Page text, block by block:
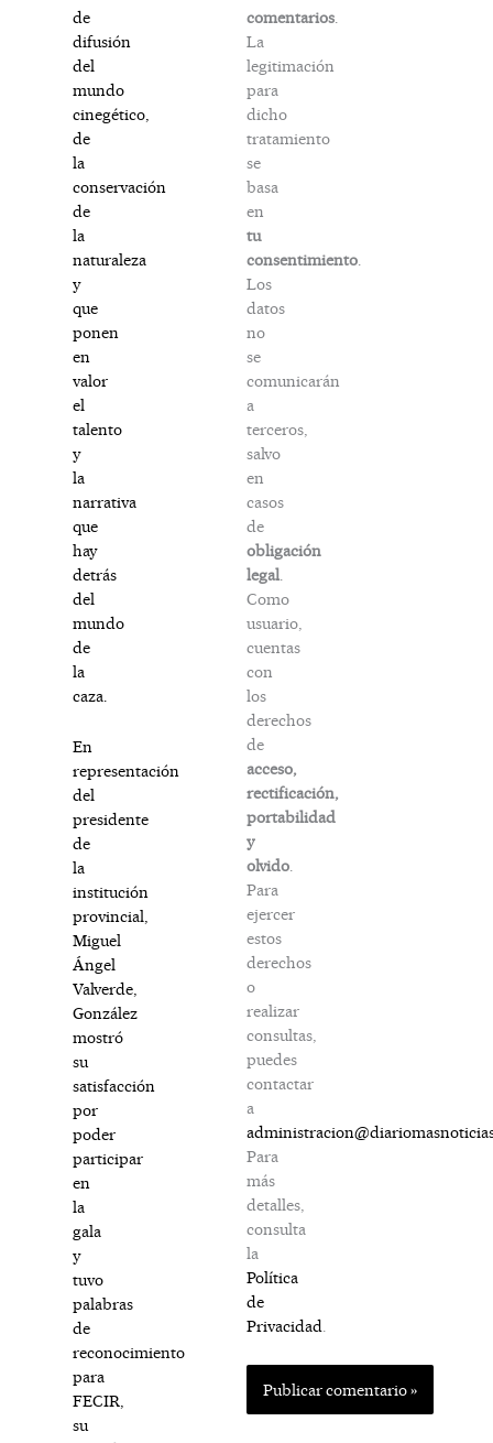
de
difusión
del
mundo
cinegético,
de
la
conservación
de
la
naturaleza
y
que
ponen
en
valor
el
talento
y
la
narrativa
que
hay
detrás
del
mundo
de
la
caza.
En
representación
del
presidente
de
la
institución
provincial,
Miguel
Ángel
Valverde,
González
mostró
su
satisfacción
por
poder
participar
en
la
gala
y
tuvo
palabras
de
reconocimiento
para
FECIR,
su
comentarios.
La
legitimación
para
dicho
tratamiento
se
basa
en
tu
consentimiento.
Los
datos
no
se
comunicarán
a
terceros,
salvo
en
casos
de
obligación
legal.
Como
usuario,
cuentas
con
los
derechos
de
acceso,
rectificación,
portabilidad
y
olvido.
Para
ejercer
estos
derechos
o
realizar
consultas,
puedes
contactar
a
Para
más
detalles,
consulta
la
Política
de
Privacidad